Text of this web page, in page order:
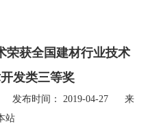
荣获全国建材行业技术
发类三等奖
发布时间： 2019-04-27 来
站